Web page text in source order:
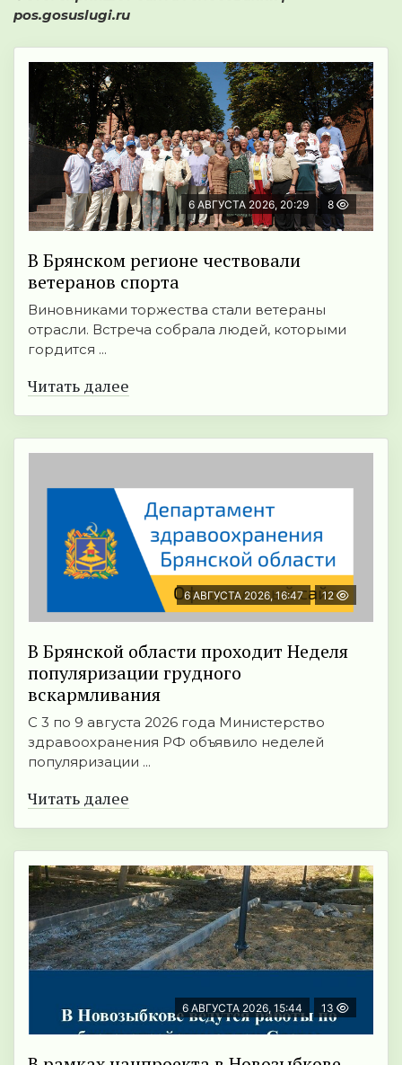
pos.gosuslugi.ru
6 АВГУСТА 2026, 20:29 8
В Брянском регионе чествовали
ветеранов спорта
Виновниками торжества стали ветераны
отрасли. Встреча собрала людей, которыми
гордится ...
Читать далее
6 АВГУСТА 2026, 16:47 12
В Брянской области проходит Неделя
популяризации грудного
вскармливания
С 3 по 9 августа 2026 года Министерство
здравоохранения РФ объявило неделей
популяризации ...
Читать далее
6 АВГУСТА 2026, 15:44 13